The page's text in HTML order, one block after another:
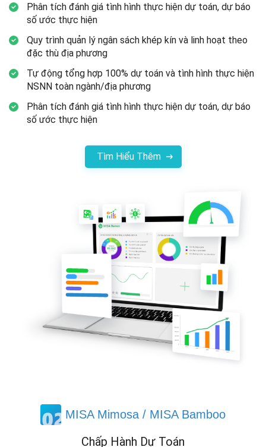
Phân tích đánh giá tình hình thực hiện dự toán, dự báo
số ước thực hiện
Quy trình quản lý ngân sách khép kín và linh hoạt theo
đặc thù địa phương
Tự động tổng hợp 100% dự toán và tình hình thực hiện
NSNN toàn ngành/địa phương
Phân tích đánh giá tình hình thực hiện dự toán, dự báo
số ước thực hiện
Tìm Hiểu Thêm
MISA Mimosa / MISA Bamboo
Chấp Hành Dự Toán